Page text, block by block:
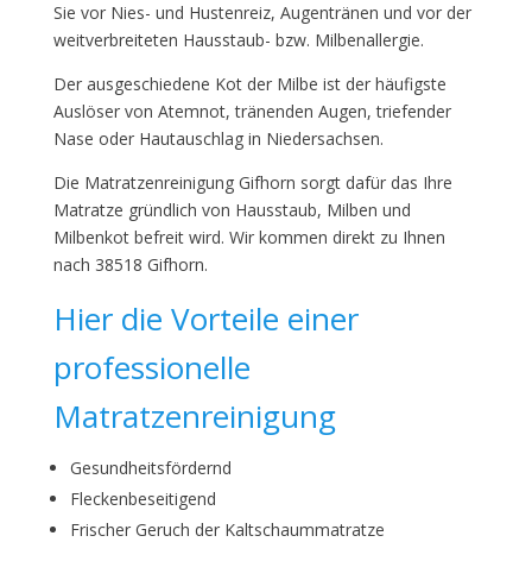
Sie vor Nies- und Hustenreiz, Augentränen und vor der
weitverbreiteten Hausstaub- bzw. Milbenallergie.
Der ausgeschiedene Kot der Milbe ist der häufigste
Auslöser von Atemnot, tränenden Augen, triefender
Nase oder Hautauschlag in Niedersachsen.
Die Matratzenreinigung Gifhorn sorgt dafür das Ihre
Matratze gründlich von Hausstaub, Milben und
Milbenkot befreit wird. Wir kommen direkt zu Ihnen
nach 38518 Gifhorn.
Hier die Vorteile einer
professionelle
Matratzenreinigung
Gesundheitsfördernd
Fleckenbeseitigend
Frischer Geruch der Kaltschaummatratze